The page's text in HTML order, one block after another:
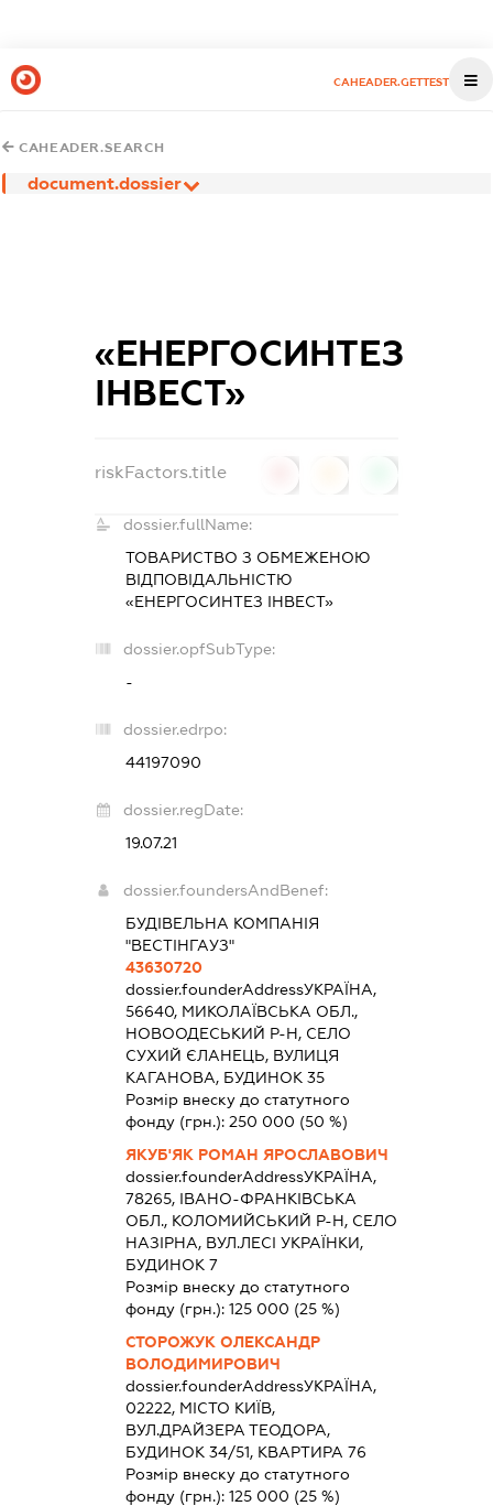
CAHEADER.GETTEST
CAHEADER.SEARCH
document.dossier
«ЕНЕРГОСИНТЕЗ
ІНВЕСТ»
riskFactors.title
dossier.fullName:
ТОВАРИСТВО З ОБМЕЖЕНОЮ
ВІДПОВІДАЛЬНІСТЮ
«ЕНЕРГОСИНТЕЗ ІНВЕСТ»
dossier.opfSubType:
-
dossier.edrpo:
44197090
dossier.regDate:
19.07.21
dossier.foundersAndBenef:
БУДІВЕЛЬНА КОМПАНІЯ
"ВЕСТІНГАУЗ"
43630720
dossier.founderAddressУКРАЇНА,
56640, МИКОЛАЇВСЬКА ОБЛ.,
НОВООДЕСЬКИЙ Р-Н, СЕЛО
СУХИЙ ЄЛАНЕЦЬ, ВУЛИЦЯ
КАГАНОВА, БУДИНОК 35
Розмір внеску до статутного
фонду (грн.):250 000 (50 %)
ЯКУБ'ЯК РОМАН ЯРОСЛАВОВИЧ
dossier.founderAddressУКРАЇНА,
78265, ІВАНО-ФРАНКІВСЬКА
ОБЛ., КОЛОМИЙСЬКИЙ Р-Н, СЕЛО
НАЗІРНА, ВУЛ.ЛЕСІ УКРАЇНКИ,
БУДИНОК 7
Розмір внеску до статутного
фонду (грн.):125 000 (25 %)
СТОРОЖУК ОЛЕКСАНДР
ВОЛОДИМИРОВИЧ
dossier.founderAddressУКРАЇНА,
02222, МІСТО КИЇВ,
ВУЛ.ДРАЙЗЕРА ТЕОДОРА,
БУДИНОК 34/51, КВАРТИРА 76
Розмір внеску до статутного
фонду (грн.):125 000 (25 %)